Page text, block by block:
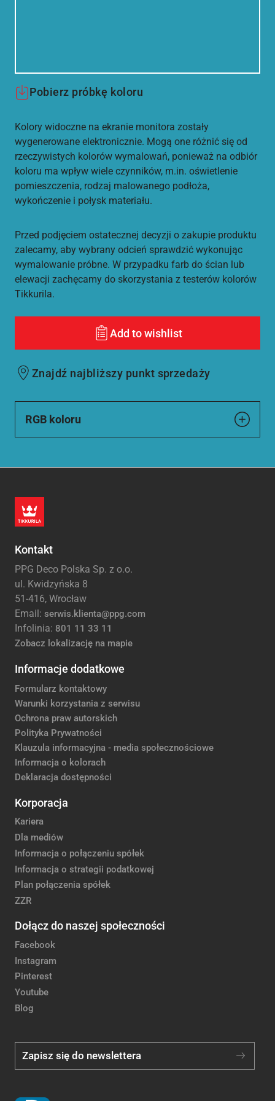
Pobierz próbkę koloru
Kolory widoczne na ekranie monitora zostały
wygenerowane elektronicznie. Mogą one różnić się od
rzeczywistych kolorów wymalowań, ponieważ na odbiór
koloru ma wpływ wiele czynników, m.in. oświetlenie
pomieszczenia, rodzaj malowanego podłoża,
wykończenie i połysk materiału.
Przed podjęciem ostatecznej decyzji o zakupie produktu
zalecamy, aby wybrany odcień sprawdzić wykonując
wymalowanie próbne. W przypadku farb do ścian lub
elewacji zachęcamy do skorzystania z testerów kolorów
Tikkurila.
Add to wishlist
Znajdź najbliższy punkt sprzedaży
RGB koloru
Kontakt
PPG Deco Polska Sp. z o.o.
ul. Kwidzyńska 8
51-416, Wrocław
Email: serwis.klienta@ppg.com
Infolinia: 801 11 33 11
Zobacz lokalizację na mapie
Informacje dodatkowe
Formularz kontaktowy
Warunki korzystania z serwisu
Ochrona praw autorskich
Polityka Prywatności
Klauzula informacyjna - media społecznościowe
Informacja o kolorach
Deklaracja dostępności
Korporacja
Kariera
Dla mediów
Informacja o połączeniu spółek
Informacja o strategii podatkowej
Plan połączenia spółek
ZZR
Dołącz do naszej społeczności
Facebook
Instagram
Pinterest
Youtube
Blog
Zapisz się do newslettera